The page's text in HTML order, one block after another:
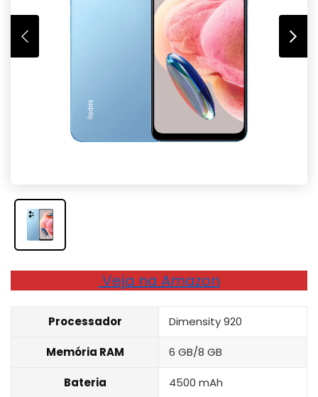
Veja na Amazon
Processador Dimensity 920
Memória RAM 6 GB/8 GB
Bateria 4500 mAh